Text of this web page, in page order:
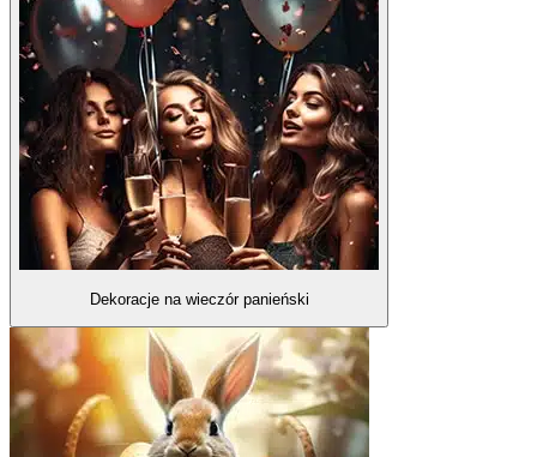
Dekoracje na wieczór panieński